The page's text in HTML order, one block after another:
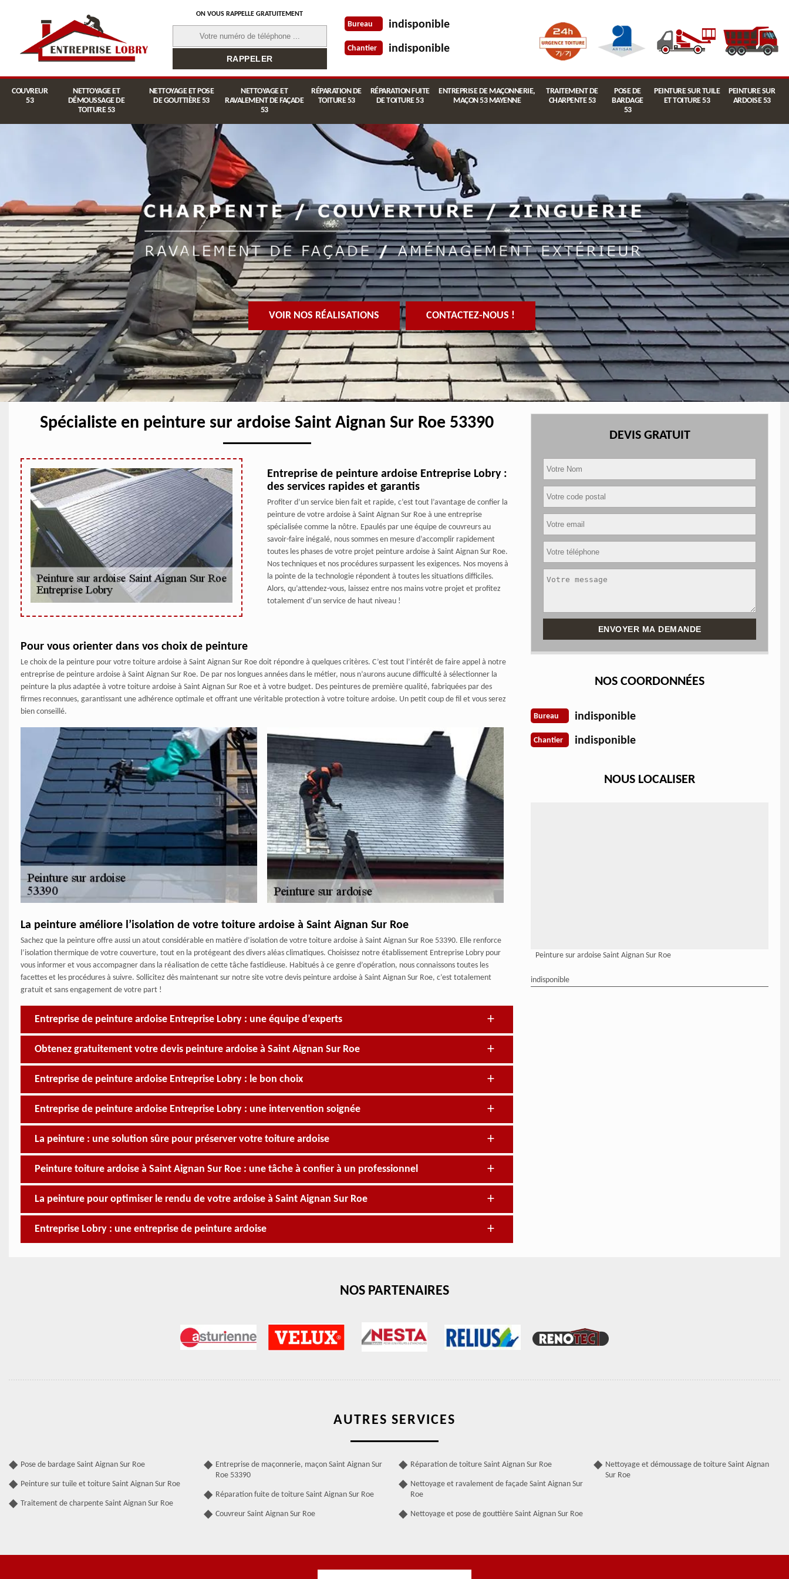
ON VOUS RAPPELLE GRATUITEMENT
Bureau indisponible
Chantier indisponible
COUVREUR
53
NETTOYAGE ET
DÉMOUSSAGE DE
TOITURE 53
NETTOYAGE ET POSE
DE GOUTTIÈRE 53
NETTOYAGE ET
RAVALEMENT DE FAÇADE
53
RÉPARATION DE
TOITURE 53
RÉPARATION FUITE
DE TOITURE 53
ENTREPRISE DE MAÇONNERIE,
MAÇON 53 MAYENNE
TRAITEMENT DE
CHARPENTE 53
POSE DE
BARDAGE
53
PEINTURE SUR TUILE
ET TOITURE 53
PEINTURE SUR
ARDOISE 53
VOIR NOS RÉALISATIONS CONTACTEZ-NOUS !
Spécialiste en peinture sur ardoise Saint Aignan Sur Roe 53390
Entreprise de peinture ardoise Entreprise Lobry :
des services rapides et garantis
Profiter d’un service bien fait et rapide, c’est tout l’avantage de confier la
peinture de votre ardoise à Saint Aignan Sur Roe à une entreprise
spécialisée comme la nôtre. Epaulés par une équipe de couvreurs au
savoir-faire inégalé, nous sommes en mesure d’accomplir rapidement
toutes les phases de votre projet peinture ardoise à Saint Aignan Sur Roe.
Nos techniques et nos procédures surpassent les exigences. Nos moyens à
la pointe de la technologie répondent à toutes les situations difficiles.
Alors, qu’attendez-vous, laissez entre nos mains votre projet et profitez
totalement d’un service de haut niveau !
Pour vous orienter dans vos choix de peinture
Le choix de la peinture pour votre toiture ardoise à Saint Aignan Sur Roe doit répondre à quelques critères. C’est tout l’intérêt de faire appel à notre
entreprise de peinture ardoise à Saint Aignan Sur Roe. De par nos longues années dans le métier, nous n’aurons aucune difficulté à sélectionner la
peinture la plus adaptée à votre toiture ardoise à Saint Aignan Sur Roe et à votre budget. Des peintures de première qualité, fabriquées par des
firmes reconnues, garantissant une adhérence optimale et offrant une véritable protection à votre toiture ardoise. Un petit coup de fil et vous serez
bien conseillé.
La peinture améliore l’isolation de votre toiture ardoise à Saint Aignan Sur Roe
Sachez que la peinture offre aussi un atout considérable en matière d’isolation de votre toiture ardoise à Saint Aignan Sur Roe 53390. Elle renforce
l’isolation thermique de votre couverture, tout en la protégeant des divers aléas climatiques. Choisissez notre établissement Entreprise Lobry pour
vous informer et vous accompagner dans la réalisation de cette tâche fastidieuse. Habitués à ce genre d’opération, nous connaissons toutes les
facettes et les procédures à suivre. Sollicitez dès maintenant sur notre site votre devis peinture ardoise à Saint Aignan Sur Roe, c’est totalement
gratuit et sans engagement de votre part !
Entreprise de peinture ardoise Entreprise Lobry : une équipe d’experts
Obtenez gratuitement votre devis peinture ardoise à Saint Aignan Sur Roe
Entreprise de peinture ardoise Entreprise Lobry : le bon choix
Entreprise de peinture ardoise Entreprise Lobry : une intervention soignée
La peinture : une solution sûre pour préserver votre toiture ardoise
Peinture toiture ardoise à Saint Aignan Sur Roe : une tâche à confier à un professionnel
La peinture pour optimiser le rendu de votre ardoise à Saint Aignan Sur Roe
Entreprise Lobry : une entreprise de peinture ardoise
DEVIS GRATUIT
NOS COORDONNÉES
Bureau indisponible
Chantier indisponible
NOUS LOCALISER
Peinture sur ardoise Saint Aignan Sur Roe
indisponible
NOS PARTENAIRES
AUTRES SERVICES
Pose de bardage Saint Aignan Sur Roe
Peinture sur tuile et toiture Saint Aignan Sur Roe
Traitement de charpente Saint Aignan Sur Roe
Entreprise de maçonnerie, maçon Saint Aignan Sur
Roe 53390
Réparation fuite de toiture Saint Aignan Sur Roe
Couvreur Saint Aignan Sur Roe
Réparation de toiture Saint Aignan Sur Roe
Nettoyage et ravalement de façade Saint Aignan Sur
Roe
Nettoyage et pose de gouttière Saint Aignan Sur Roe
Nettoyage et démoussage de toiture Saint Aignan
Sur Roe